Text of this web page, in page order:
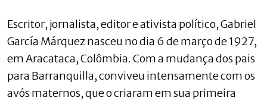
Escritor, jornalista, editor e ativista político, Gabriel
García Márquez nasceu no dia 6 de março de 1927,
em Aracataca, Colômbia. Com a mudança dos pais
para Barranquilla, conviveu intensamente com os
avós maternos, que o criaram em sua primeira